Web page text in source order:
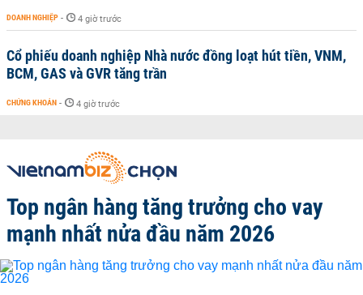
DOANH NGHIỆP - 4 giờ trước
Cổ phiếu doanh nghiệp Nhà nước đồng loạt hút tiền, VNM,
BCM, GAS và GVR tăng trần
CHỨNG KHOÁN - 4 giờ trước
Top ngân hàng tăng trưởng cho vay
mạnh nhất nửa đầu năm 2026